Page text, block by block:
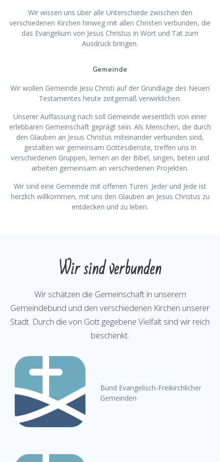
Wir wissen uns über alle Unterschiede zwischen den
verschiedenen Kirchen hinweg mit allen Christen verbunden, die
das Evangelium von Jesus Christus in Wort und Tat zum
Ausdruck bringen.
Gemeinde
Wir wollen Gemeinde Jesu Christi auf der Grundlage des Neuen
Testamentes heute zeitgemäß verwirklichen.
Unserer Auffassung nach soll Gemeinde wesentlich von einer
erlebbaren Gemeinschaft geprägt sein. Als Menschen, die durch
den Glauben an Jesus Christus miteinander verbunden sind,
gestalten wir gemeinsam Gottesdienste, treffen uns in
verschiedenen Gruppen, lernen an der Bibel, singen, beten und
arbeiten gemeinsam an verschiedenen Projekten.
Wir sind eine Gemeinde mit offenen Türen. Jeder und Jede ist
herzlich willkommen, mit uns den Glauben an Jesus Christus zu
entdecken und zu leben.
Wir sind verbunden
Wir schätzen die Gemeinschaft in unserem
Gemeindebund und den verschiedenen Kirchen unserer
Stadt. Durch die von Gott gegebene Vielfalt sind wir reich
beschenkt.
Bund Evangelisch-Freikirchlicher
Gemeinden